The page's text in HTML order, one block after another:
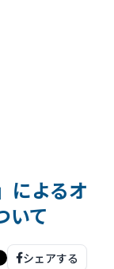
によるオ
いて
シェアする